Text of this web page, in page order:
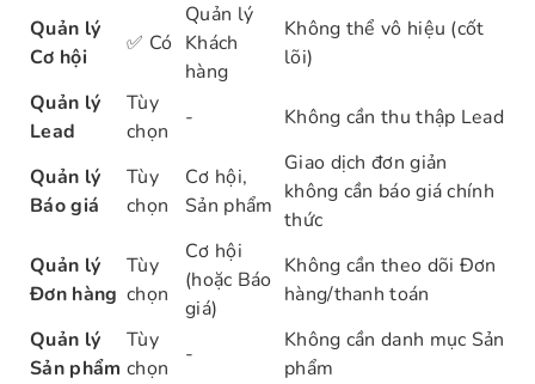
Quản lý
Cơ hội
✅ Có
Quản lý
Khách
hàng
Không thể vô hiệu (cốt
lõi)
Quản lý
Lead
Tùy
chọn
- Không cần thu thập Lead
Quản lý
Báo giá
Tùy
chọn
Cơ hội,
Sản phẩm
Giao dịch đơn giản
không cần báo giá chính
thức
Quản lý
Đơn hàng
Tùy
chọn
Cơ hội
(hoặc Báo
giá)
Không cần theo dõi Đơn
hàng/thanh toán
Quản lý
Sản phẩm
Tùy
chọn
-
Không cần danh mục Sản
phẩm